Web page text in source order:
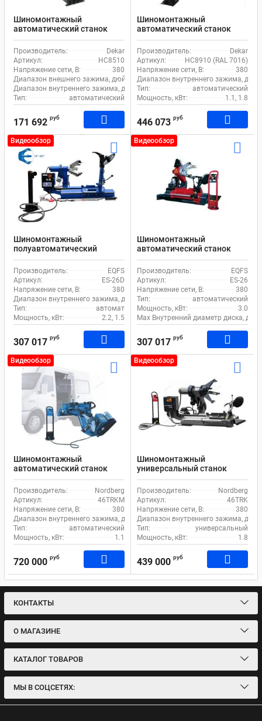
Шиномонтажный
автоматический станок
Dekar HC8510 для легкового
и коммерческого
транспорта
Производитель:
Dekar
Артикул:
HC8510
Напряжение сети, В:
380
Диапазон внешнего зажима, дюйм:
10-22
Диапазон внутреннего зажима, дюйм: 12-24
Тип:
автоматический
171 692 руб
Шиномонтажный
автоматический станок
Dekar HC8910 для грузового
транспорта
Производитель:
Dekar
Артикул:
HC8910 (RAL 7016)
Напряжение сети, В:
380
Диапазон внутреннего зажима,
Тип:
автоматический
Мощность, кВт:
1.1, 1.8
446 073 руб
Видеообзор
Шиномонтажный
полуавтоматический
станок EQFS ES-26D для
грузового транспорта
Производитель:
EQFS
Артикул:
ES-26D
Напряжение сети, В:
380
Диапазон внутреннего зажима, дюйм: 14-26
Тип:
автомат
Мощность, кВт:
2.2, 1.5
307 017 руб
Видеообзор
Шиномонтажный
автоматический станок
EQFS ES-26 для грузового
транспорта
Производитель:
EQFS
Артикул:
ES-26
Напряжение сети, В:
380
Тип:
автоматический
Мощность, кВт:
3.0
Max Внутренний диаметр диска,
307 017 руб
Видеообзор
Шиномонтажный
автоматический станок
Nordberg 46TRKM для
грузового транспорта
Производитель:
Nordberg
Артикул:
46TRKM
Напряжение сети, В:
380
Диапазон внутреннего зажима, дюйм: 13-26
Тип:
автоматический
Мощность, кВт:
1.1
720 000 руб
Видеообзор
Шиномонтажный
универсальный станок
Nordberg 46TRK для
грузового транспорта
Производитель:
Nordberg
Артикул:
46TRK
Напряжение сети, В:
380
Диапазон внутреннего зажима,
Тип:
универсальный
Мощность, кВт:
1.8
439 000 руб
КОНТАКТЫ
О МАГАЗИНЕ
КАТАЛОГ ТОВАРОВ
МЫ В СОЦСЕТЯХ: